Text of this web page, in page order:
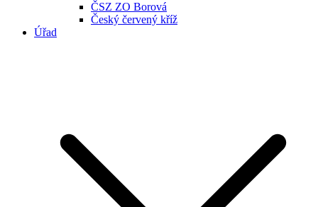
ČSZ ZO Borová
Český červený kříž
Úřad